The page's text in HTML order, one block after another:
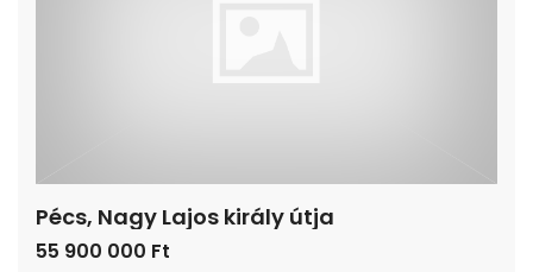
Pécs, Nagy Lajos király útja
55 900 000 Ft